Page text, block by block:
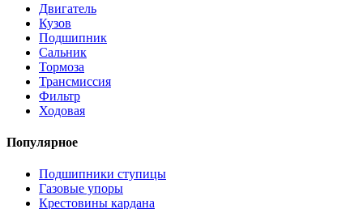
Двигатель
Кузов
Подшипник
Сальник
Тормоза
Трансмиссия
Фильтр
Ходовая
Популярное
Подшипники ступицы
Газовые упоры
Крестовины кардана